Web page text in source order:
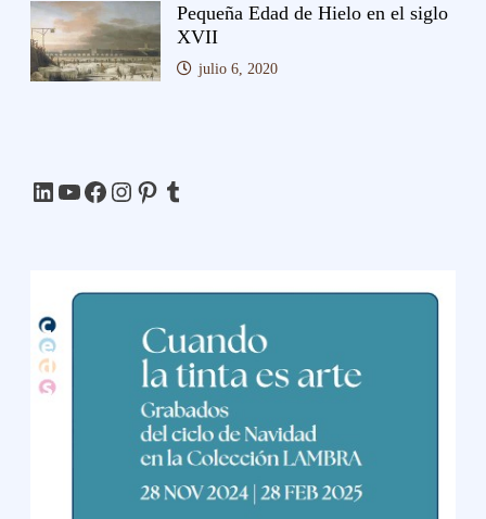
Pequeña Edad de Hielo en el siglo
XVII
julio 6, 2020
LinkedIn
YouTube
Facebook
Instagram
Pinterest
Tumblr